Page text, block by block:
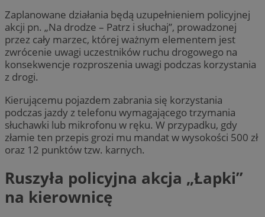
Zaplanowane działania będą uzupełnieniem policyjnej
akcji pn. „Na drodze – Patrz i słuchaj”, prowadzonej
przez cały marzec, której ważnym elementem jest
zwrócenie uwagi uczestników ruchu drogowego na
konsekwencje rozproszenia uwagi podczas korzystania
z drogi.
Kierującemu pojazdem zabrania się korzystania
podczas jazdy z telefonu wymagającego trzymania
słuchawki lub mikrofonu w ręku. W przypadku, gdy
złamie ten przepis grozi mu mandat w wysokości 500 zł
oraz 12 punktów tzw. karnych.
Ruszyła policyjna akcja „Łapki”
na kierownicę